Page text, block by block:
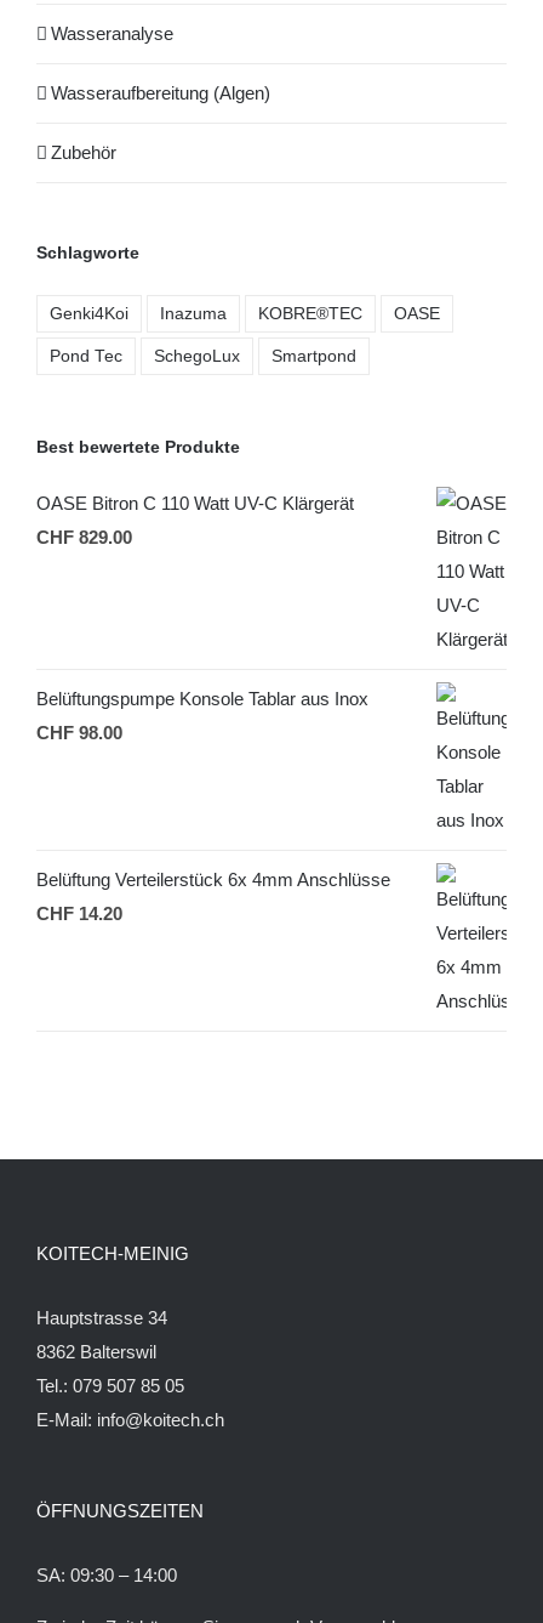
Wasseranalyse
Wasseraufbereitung (Algen)
Zubehör
Schlagworte
Genki4Koi Inazuma KOBRE®TEC OASE
Pond Tec SchegoLux Smartpond
Best bewertete Produkte
OASE Bitron C 110 Watt UV-C Klärgerät
CHF 829.00
Belüftungspumpe Konsole Tablar aus Inox
CHF 98.00
Belüftung Verteilerstück 6x 4mm Anschlüsse
CHF 14.20
KOITECH-MEINIG
Hauptstrasse 34
8362 Balterswil
Tel.: 079 507 85 05
E-Mail: info@koitech.ch
ÖFFNUNGSZEITEN
SA: 09:30 – 14:00